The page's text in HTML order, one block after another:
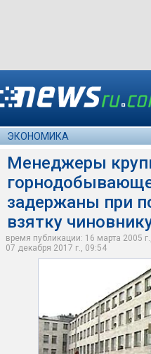
ЭКОНОМИКА
Менеджеры
задержаны при
взятку
время публикации: 16 марта 2005
07 декабря 2017 г., 09:54